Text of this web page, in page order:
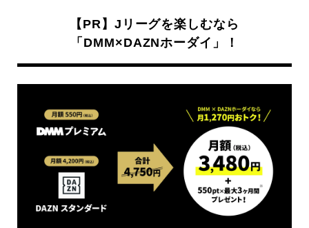
【PR】Jリーグを楽しむなら
「DMM×DAZNホーダイ」！